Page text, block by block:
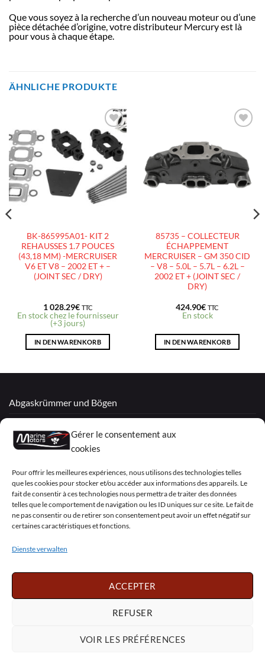
Gérer le consentement aux
cookies
Pour offrir les meilleures expériences, nous utilisons des technologies telles
que les cookies pour stocker et/ou accéder aux informations des appareils. Le
fait de consentir à ces technologies nous permettra de traiter des données
telles que le comportement de navigation ou les ID uniques sur ce site. Le fait de
ne pas consentir ou de retirer son consentement peut avoir un effet négatif sur
certaines caractéristiques et fonctions.
Dienste verwalten
ACCEPTER
REFUSER
VOIR LES PRÉFÉRENCES
Que vous soyez à la recherche d’un nouveau moteur ou d’une
pièce détachée d’origine, votre distributeur Mercury est là
pour vous à chaque étape.
ÄHNLICHE PRODUKTE
AJOUTER
À LA
LISTE
D’ENVIES
BK-865995A01- KIT 2
REHAUSSES 1.7 POUCES
(43,18 MM) -MERCRUISER
V6 ET V8 – 2002 ET + –
(JOINT SEC / DRY)
1 028.29€ TTC
En stock chez le fournisseur
(+3 jours)
IN DEN WARENKORB
À LA
LISTE
D’ENVIES
85735 – COLLECTEUR
ÉCHAPPEMENT
MERCRUISER – GM 350 CID
– V8 – 5.0L – 5.7L – 6.2L –
2002 ET + (JOINT SEC /
DRY)
424.90€ TTC
En stock
IN DEN WARENKORB
Abgaskrümmer und Bögen
Mercruiser
VOLVO PENTA / OMC
My Account
Italiano Português